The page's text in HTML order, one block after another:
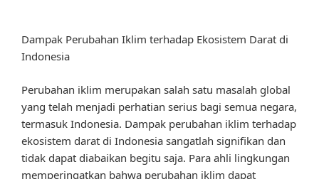
Dampak Perubahan Iklim terhadap Ekosistem Darat di
Indonesia
Perubahan iklim merupakan salah satu masalah global
yang telah menjadi perhatian serius bagi semua negara,
termasuk Indonesia. Dampak perubahan iklim terhadap
ekosistem darat di Indonesia sangatlah signifikan dan
tidak dapat diabaikan begitu saja. Para ahli lingkungan
memperingatkan bahwa perubahan iklim dapat